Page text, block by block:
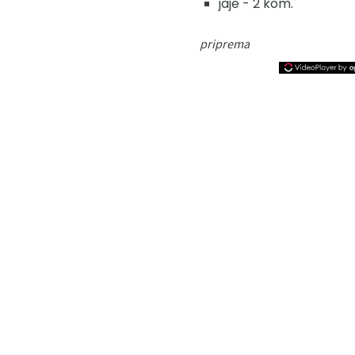
jaje - 2 kom.
priprema